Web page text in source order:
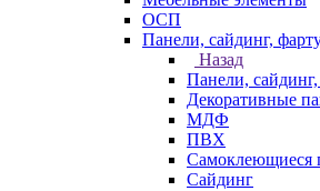
ОСП
Панели, сайдинг,
Назад
Панели,
Декоративные
МДФ
ПВХ
Самоклеющиеся
Сайдинг